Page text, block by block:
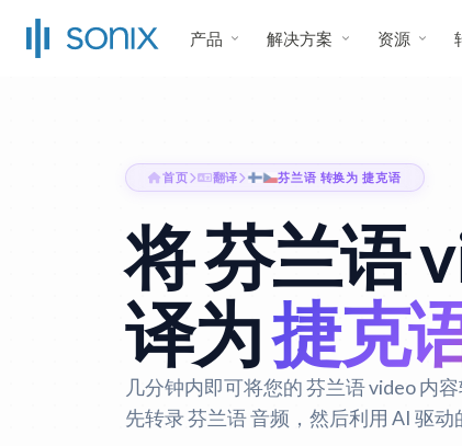
产品 解决方案 资源
首页 翻译 芬兰语 转换为 捷克语
将 芬兰语
译为捷克
几分钟内即可将您的 芬兰语 video 内
先转录 芬兰语 音频，然后利用 AI 驱动